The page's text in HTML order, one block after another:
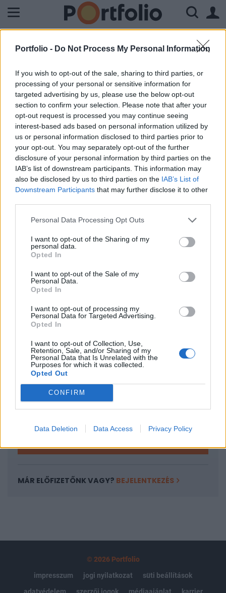
Portfolio - Do Not Process My Personal Information
If you wish to opt-out of the sale, sharing to third parties, or
processing of your personal or sensitive information for
targeted advertising by us, please use the below opt-out
section to confirm your selection. Please note that after your
opt-out request is processed you may continue seeing
interest-based ads based on personal information utilized by
us or personal information disclosed to third parties prior to
your opt-out. You may separately opt-out of the further
disclosure of your personal information by third parties on the
IAB’s list of downstream participants. This information may
also be disclosed by us to third parties on the IAB’s List of
Downstream Participants that may further disclose it to other
Personal Data Processing Opt Outs
I want to opt-out of the Sharing of my
personal data.
Opted In
I want to opt-out of the Sale of my
Personal Data.
Opted In
I want to opt-out of processing my
Personal Data for Targeted Advertising.
Opted In
I want to opt-out of Collection, Use,
Retention, Sale, and/or Sharing of my
Personal Data that Is Unrelated with the
Purposes for which it was collected.
Opted Out
CONFIRM
Data Deletion Data Access Privacy Policy
ELŐFIZETŐI TARTALOM
"Relatíve vonzó az OTP árazása"
(Buda-Cash)
Portfolio
2006. május 16. 15:40
Inkább hosszú távon optimista a Buda-Cash az
OTP vonatkozásában, Réczey Zoltán nem
változtaott korábbi minősítésén az első
negyedéves gyorsjelentés után.
is mutat, hogy a nettó eredmény mintegy 4-5%-kal
meghaladta a piaci várakozásokat (Portfolio.hu: 44,17 Mrd
Ft). Fontos kiemelni, hogy az év/év növekedési ütem
felülmúlta a menedzsment 17% alatti éves tervét, így jelen
állás szerint nincs akadálya a 184.7 milliárdos
eredményterv elérésének. Saját frissített modellünk...
KEDVES OLVASÓNK!
tartozik, melynek olvasása előfizetéses
regisztrációhoz kötött.
Portfolio.hu teljes cikkarchívum
MÁR ELŐFIZETŐNK VAGY? BEJELENTKEZÉS
© 2026 Portfolio
impresszum
jogi nyilatkozat
süti beállítások
adatvédelem
szerzői jogok médiaajánlat karrier